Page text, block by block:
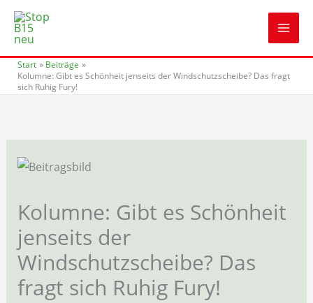
Zum
Inhalt
Start
Beiträge
Kolumne: Gibt es Schönheit jenseits der Windschutzscheibe? Das fragt
sich Ruhig Fury!
Kolumne: Gibt es Schönheit
jenseits der
Windschutzscheibe? Das
fragt sich Ruhig Fury!